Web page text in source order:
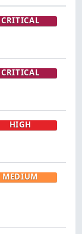
CRITICAL
CRITICAL
HIGH
MEDIUM